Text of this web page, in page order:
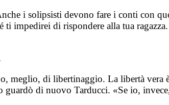
i solipsisti devono fare i conti con
impedirei di rispondere alla tua
di libertinaggio. La libertà vera
di nuovo Tarducci. «Se io,